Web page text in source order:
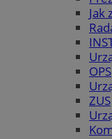
Jak
OPS
ZUS